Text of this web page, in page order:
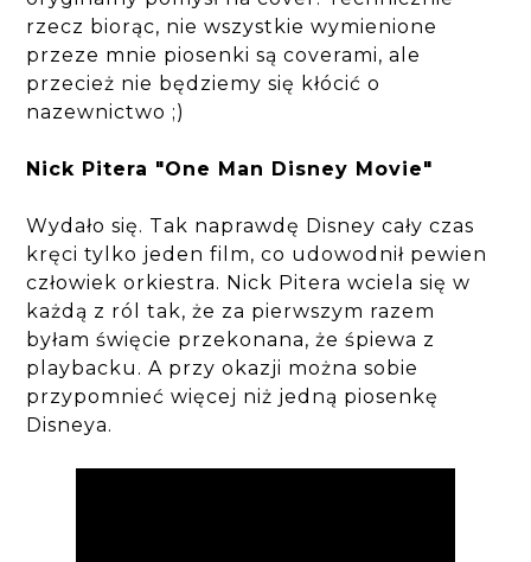
rzecz biorąc, nie wszystkie wymienione
przeze mnie piosenki są coverami, ale
przecież nie będziemy się kłócić o
nazewnictwo ;)
Nick Pitera "One Man Disney Movie"
Wydało się. Tak naprawdę Disney cały czas
kręci tylko jeden film, co udowodnił pewien
człowiek orkiestra. Nick Pitera wciela się w
każdą z ról tak, że za pierwszym razem
byłam święcie przekonana, że śpiewa z
playbacku. A przy okazji można sobie
przypomnieć więcej niż jedną piosenkę
Disneya.